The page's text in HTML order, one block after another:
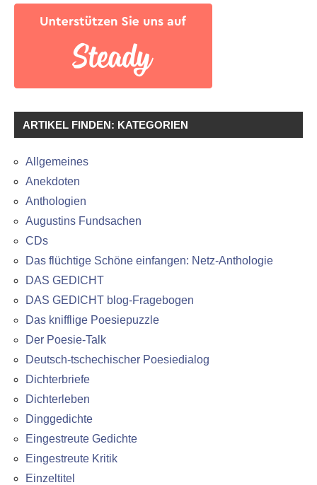
ARTIKEL FINDEN: KATEGORIEN
Allgemeines
Anekdoten
Anthologien
Augustins Fundsachen
CDs
Das flüchtige Schöne einfangen: Netz-Anthologie
DAS GEDICHT
DAS GEDICHT blog-Fragebogen
Das knifflige Poesiepuzzle
Der Poesie-Talk
Deutsch-tschechischer Poesiedialog
Dichterbriefe
Dichterleben
Dinggedichte
Eingestreute Gedichte
Eingestreute Kritik
Einzeltitel